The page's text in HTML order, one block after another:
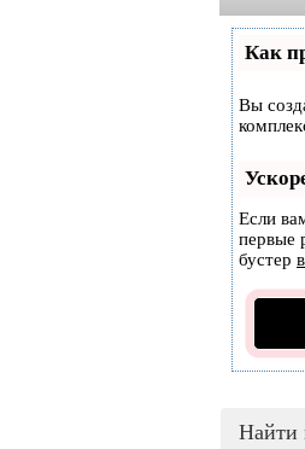
Как
Вы
Если
первые
бустер
Найти